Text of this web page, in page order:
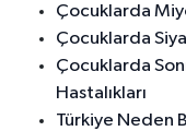
Çocuklarda
Çocuklarda
Çocuklarda
Hastalıkları
Türkiye Neden